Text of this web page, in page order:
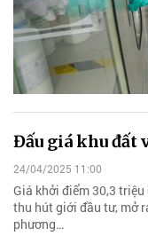
Đấu giá khu đất
24/04/2025 11:00
Giá khởi điểm 30,3
thu hút giới đầu tư, mở
phương…